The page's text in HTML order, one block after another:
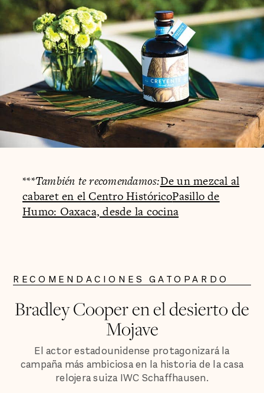
***También te recomendamos:De un mezcal al
cabaret en el Centro HistóricoPasillo de
Humo: Oaxaca, desde la cocina
RECOMENDACIONES GATOPARDO
Bradley Cooper en el desierto de
Mojave
El actor estadounidense protagonizará la
campaña más ambiciosa en la historia de la casa
relojera suiza IWC Schaffhausen.